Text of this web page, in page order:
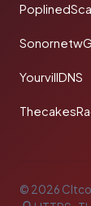
YourvillDNS
© 2026